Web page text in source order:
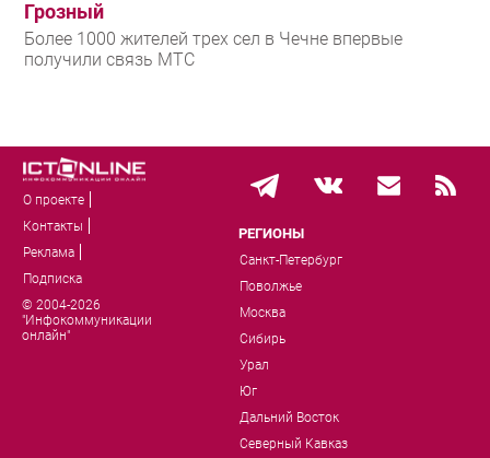
Грозный
Более 1000 жителей трех сел в Чечне впервые
получили связь МТС
О проекте
Контакты
Реклама
Подписка
© 2004-2026
"Инфокоммуникации
онлайн"
РЕГИОНЫ
Санкт-Петербург
Поволжье
Москва
Сибирь
Урал
Юг
Дальний Восток
Северный Кавказ